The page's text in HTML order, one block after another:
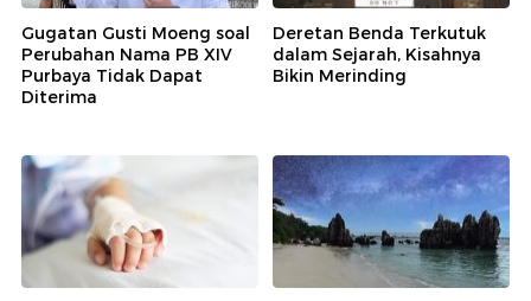
Gugatan Gusti Moeng soal
Perubahan Nama PB XIV
Purbaya Tidak Dapat
Diterima
Deretan Benda Terkutuk
dalam Sejarah, Kisahnya
Bikin Merinding